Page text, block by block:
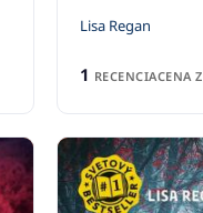
Lisa Regan
1 RECENCIACENA Z